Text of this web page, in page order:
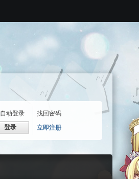
自动登录
找回密码
登录 立即注册